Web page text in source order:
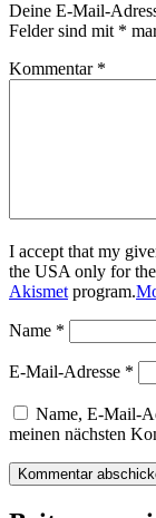
Deine E-Mail-
Felder sind mit *
Kommentar *
I accept that my
the USA only for
Akismet program.
Name *
E-Mail-Adresse *
Name, E-Mail-
meinen nächsten